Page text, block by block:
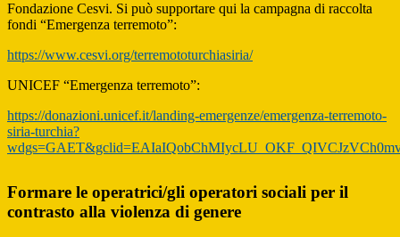
Fondazione Cesvi. Si può supportare qui la campagna di raccolta
fondi “Emergenza terremoto”:
https://www.cesvi.org/terremototurchiasiria/
UNICEF “Emergenza terremoto”:
https://donazioni.unicef.it/landing-emergenze/emergenza-terremoto-
siria-turchia?
Formare le operatrici/gli operatori sociali per il
contrasto alla violenza di genere